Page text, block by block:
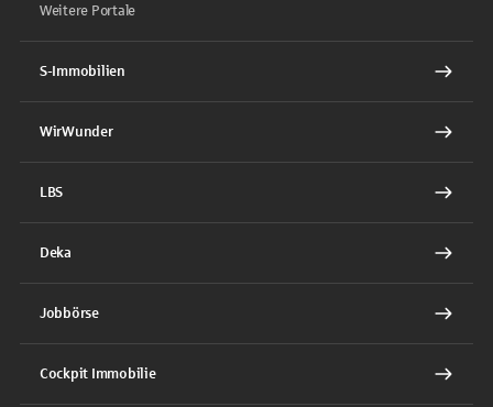
Weitere Portale
S-Immobilien
WirWunder
LBS
Deka
Jobbörse
Cockpit Immobilie